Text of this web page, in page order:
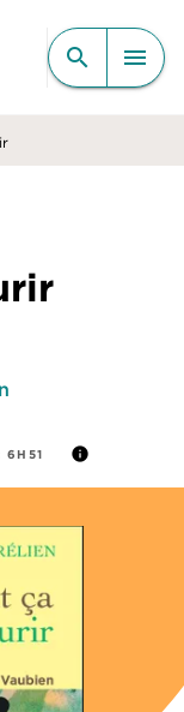
search menu
6H51 info